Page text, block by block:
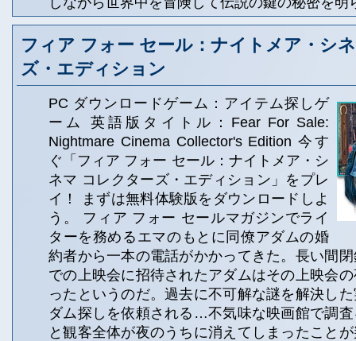
フィア フォー セール：ナイトメア・シ
ズ・エディション
PC ダウンロードゲーム：アイテム探しゲ
ーム 英語版タイトル：Fear For Sale:
Nightmare Cinema Collector's Edition 今す
ぐ「フィア フォー セール：ナイトメア・シ
ネマ コレクターズ・エディション」をプレ
イ！ まずは無料体験版をダウンロードしよ
う。 フィア フォー セールマガジンでライ
ターを務めるエマのもとに同僚アダムの婚
約者から一本の電話がかかってきた。長い間
での上映会に招待されたアダムはその上映会
ったというのだ。過去に不可解な謎を解決し
ダム探しを依頼される…不気味な映画館で調
と観客全体が夜のうちに消えてしまったこと